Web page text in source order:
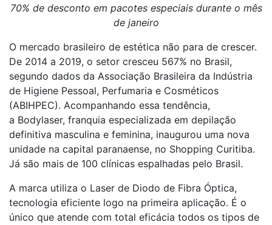
70% de desconto em pacotes especiais durante o mês
de janeiro
O mercado brasileiro de estética não para de crescer.
De 2014 a 2019, o setor cresceu 567% no Brasil,
segundo dados da Associação Brasileira da Indústria
de Higiene Pessoal, Perfumaria e Cosméticos
(ABIHPEC). Acompanhando essa tendência,
a Bodylaser, franquia especializada em depilação
definitiva masculina e feminina, inaugurou uma nova
unidade na capital paranaense, no Shopping Curitiba.
Já são mais de 100 clínicas espalhadas pelo Brasil.
A marca utiliza o Laser de Diodo de Fibra Óptica,
tecnologia eficiente logo na primeira aplicação. É o
único que atende com total eficácia todos os tipos de